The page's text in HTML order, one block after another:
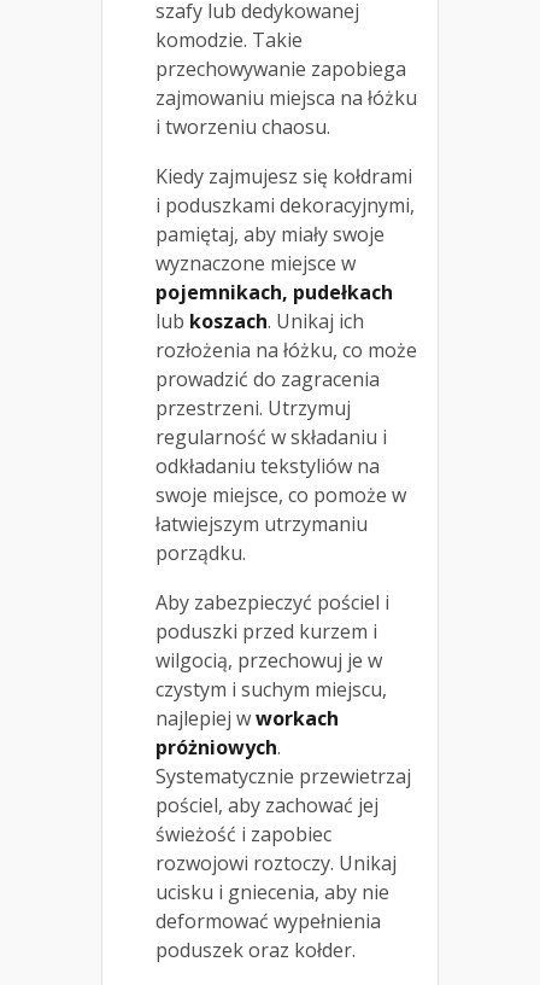
szafy lub dedykowanej
komodzie. Takie
przechowywanie zapobiega
zajmowaniu miejsca na łóżku
i tworzeniu chaosu.
Kiedy zajmujesz się kołdrami
i poduszkami dekoracyjnymi,
pamiętaj, aby miały swoje
wyznaczone miejsce w
pojemnikach, pudełkach
lub koszach. Unikaj ich
rozłożenia na łóżku, co może
prowadzić do zagracenia
przestrzeni. Utrzymuj
regularność w składaniu i
odkładaniu tekstyliów na
swoje miejsce, co pomoże w
łatwiejszym utrzymaniu
porządku.
Aby zabezpieczyć pościel i
poduszki przed kurzem i
wilgocią, przechowuj je w
czystym i suchym miejscu,
najlepiej wworkach
próżniowych.
Systematycznie przewietrzaj
pościel, aby zachować jej
świeżość i zapobiec
rozwojowi roztoczy. Unikaj
ucisku i gniecenia, aby nie
deformować wypełnienia
poduszek oraz kołder.